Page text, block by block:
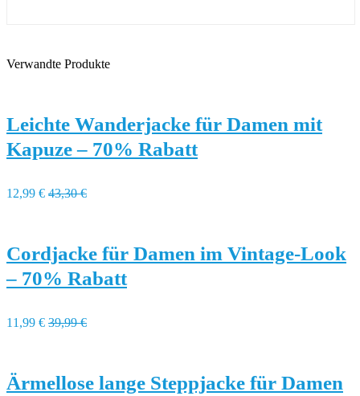
Verwandte Produkte
Leichte Wanderjacke für Damen mit
Kapuze – 70% Rabatt
12,99 € 43,30 €
Cordjacke für Damen im Vintage-Look
– 70% Rabatt
11,99 € 39,99 €
Ärmellose lange Steppjacke für Damen